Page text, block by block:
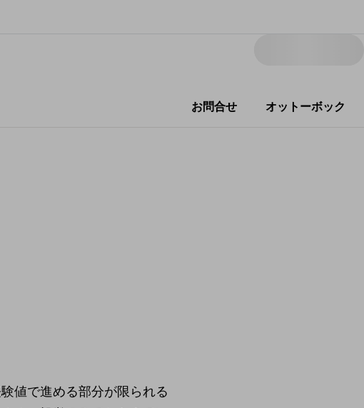
お問合せ オットーボック
値で進める部分が限られる